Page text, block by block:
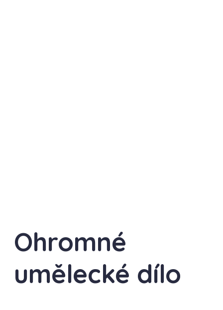
Ohromné
umělecké dílo